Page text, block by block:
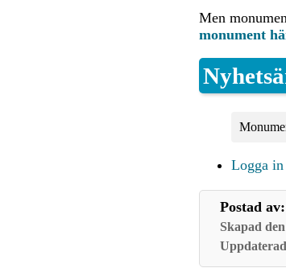
Men
monument
Logga in
Postad av:
Skapad